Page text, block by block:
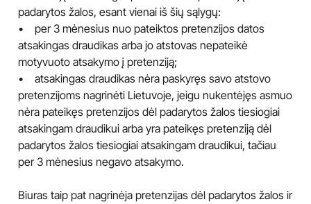
padarytos žalos, esant vienai iš šių sąlygų:
• per 3 mėnesius nuo pateiktos pretenzijos datos
atsakingas draudikas arba jo atstovas nepateikė
motyvuoto atsakymo į pretenziją;
• atsakingas draudikas nėra paskyręs savo atstovo
pretenzijoms nagrinėti Lietuvoje, jeigu nukentėjęs asmuo
nėra pateikęs pretenzijos dėl padarytos žalos tiesiogiai
atsakingam draudikui arba yra pateikęs pretenziją dėl
padarytos žalos tiesiogiai atsakingam draudikui, tačiau
per 3 mėnesius negavo atsakymo.
Biuras taip pat nagrinėja pretenzijas dėl padarytos žalos ir